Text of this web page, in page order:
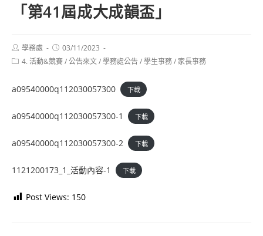
「第41屆成大成韻盃」
Post
author:
學務處
Post
published:
03/11/2023
Post4. 活動&競賽/公告來文/學務處公告/學生事務/ 家長事務
a09540000q112030057300 下載
a09540000q112030057300-1 下載
a09540000q112030057300-2 下載
1121200173_1_活動內容-1 下載
Post Views: 150